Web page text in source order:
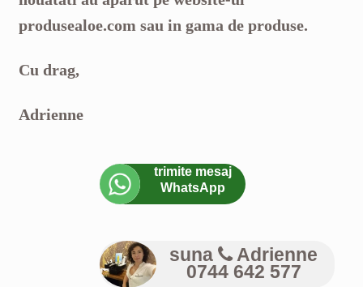
produsealoe.com sau in gama de produse.
Cu drag,
Adrienne
trimite mesaj
WhatsApp
suna
Adrienne
0744 642 577